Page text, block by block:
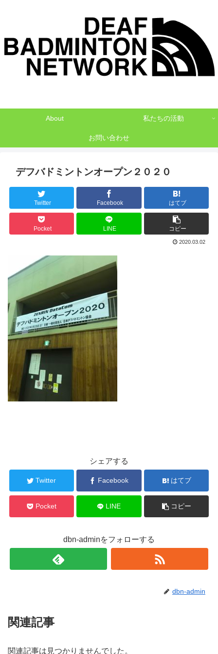
About 私たちの活動
お問い合わせ
デフバドミントンオープン２０２０
Twitter Facebook はてブ
Pocket LINE コピー
2020.03.02
シェアする
Twitter Facebook はてブ
Pocket LINE コピー
dbn-adminをフォローする
dbn-admin
関連記事
関連記事は見つかりませんでした。